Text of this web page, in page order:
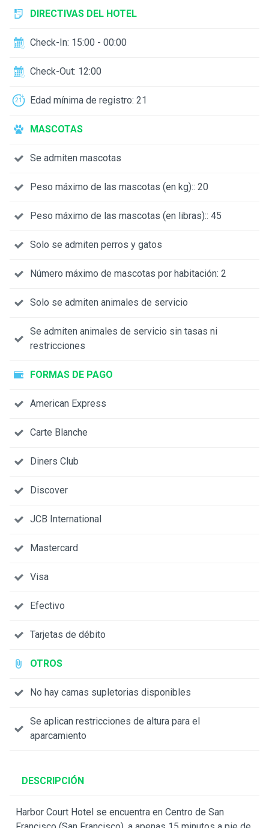
DIRECTIVAS DEL HOTEL
Check-In: 15:00 - 00:00
Check-Out: 12:00
Edad mínima de registro: 21
MASCOTAS
Se admiten mascotas
Peso máximo de las mascotas (en kg):: 20
Peso máximo de las mascotas (en libras):: 45
Solo se admiten perros y gatos
Número máximo de mascotas por habitación: 2
Solo se admiten animales de servicio
Se admiten animales de servicio sin tasas ni
restricciones
FORMAS DE PAGO
American Express
Carte Blanche
Diners Club
Discover
JCB International
Mastercard
Visa
Efectivo
Tarjetas de débito
OTROS
No hay camas supletorias disponibles
Se aplican restricciones de altura para el
aparcamiento
DESCRIPCIÓN
Harbor Court Hotel se encuentra en Centro de San